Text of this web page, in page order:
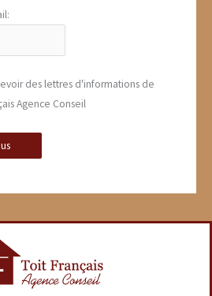
des lettres d'informations de
Agence Conseil